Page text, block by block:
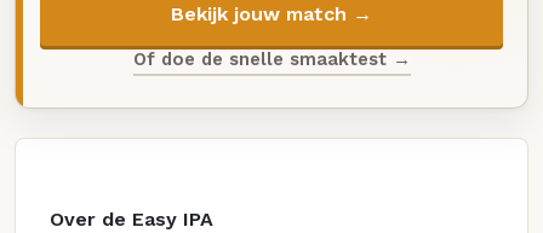
Bekijk jouw match →
Of doe de snelle smaaktest →
Over de Easy IPA